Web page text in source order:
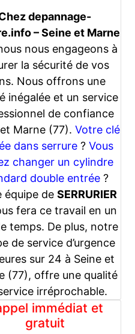
depannage-
– Seine et Marne
nous engageons à
la sécurité de vos
Nous offrons une
inégalée et un service
de confiance
Marne (77). Votre clé
dans serrure ? Vous
changer un cylindre
double entrée ?
équipe de SERRURIER
fera ce travail en un
temps. De plus, notre
de service d’urgence
sur 24 à Seine et
(77), offre une qualité
irréprochable.
immédiat et
gratuit